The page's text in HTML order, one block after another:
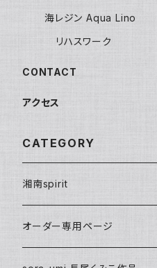
海レジン Aqua Lino
リハスワーク
CONTACT
アクセス
CATEGORY
湘南spirit
ポストカード
オーダー専用ページ